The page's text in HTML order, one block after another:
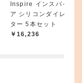
Inspire インスパイ
ア シリコンダイレー
ター 5本セット
￥16,236